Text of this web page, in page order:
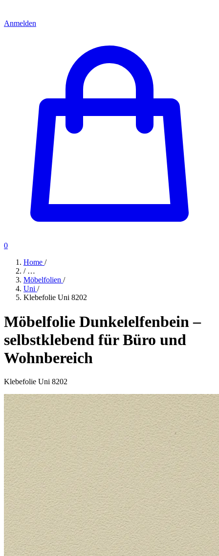
Anmelden
0
Home /
/ …
Möbelfolien /
Uni /
Klebefolie Uni 8202
Möbelfolie Dunkelelfenbein –
selbstklebend für Büro und
Wohnbereich
Klebefolie Uni 8202